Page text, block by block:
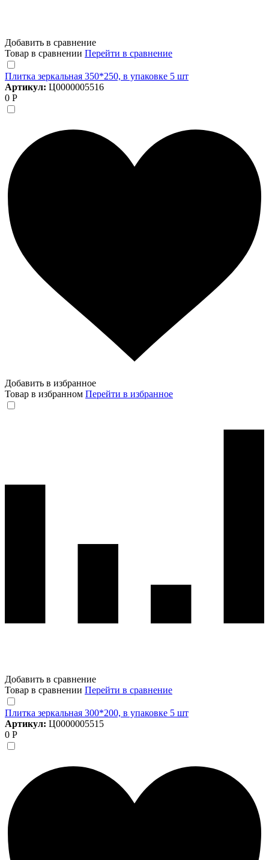
Добавить в сравнение
Товар в сравнении Перейти в сравнение
Плитка зеркальная 350*250, в упаковке 5 шт
Артикул: Ц0000005516
0 Р
Добавить в избранное
Товар в избранном Перейти в избранное
Добавить в сравнение
Товар в сравнении Перейти в сравнение
Плитка зеркальная 300*200, в упаковке 5 шт
Артикул: Ц0000005515
0 Р